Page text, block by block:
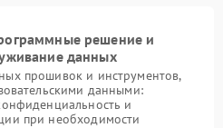
решение и
данных
прошивок и инструментов,
данными:
и
при необходимости